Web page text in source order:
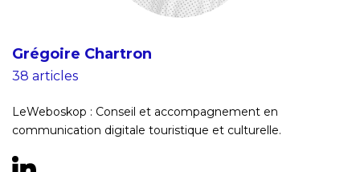
Grégoire Chartron
38 articles
LeWeboskop : Conseil et accompagnement en
communication digitale touristique et culturelle.